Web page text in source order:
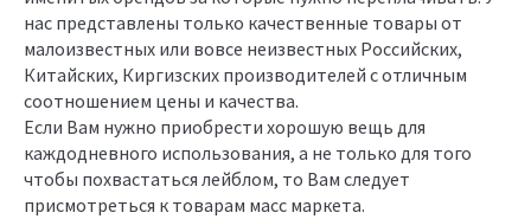
нас представлены только качественные товары от
малоизвестных или вовсе неизвестных Российских,
Китайских, Киргизских производителей с отличным
соотношением цены и качества.
Если Вам нужно приобрести хорошую вещь для
каждодневного использования, а не только для того
чтобы похвастаться лейблом, то Вам следует
присмотреться к товарам масс маркета.